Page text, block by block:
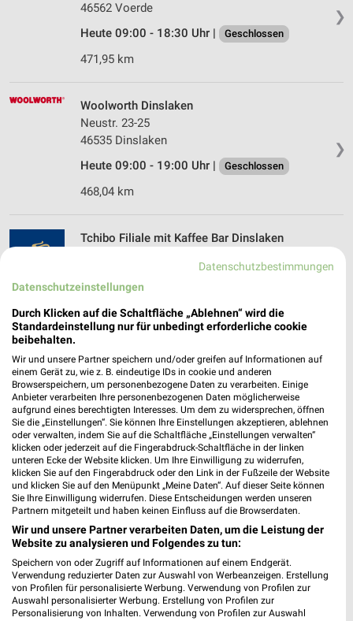
❯
46562 Voerde
Heute 09:00 - 18:30 Uhr |
Geschlossen
471,95 km
❯
Woolworth Dinslaken
Neustr. 23-25
46535 Dinslaken
Heute 09:00 - 19:00 Uhr |
Geschlossen
468,04 km
Tchibo Filiale mit Kaffee Bar Dinslaken
Heute 10:00 - 19:00 Uhr |
467,96 km • Angebote: 5 Prospekte
KODi Dinslaken
Am Neutor 22
46535 Dinslaken
Heute 09:00 - 18:30 Uhr | Geschlossen
467,85 km
Ernsting's family Moers
47443 Moers
Heute 09:00 - 20:00 Uhr | Geschlossen
477,49 km
Datenschutzbestimmungen
Datenschutzeinstellungen
Durch Klicken auf die Schaltfläche „Ablehnen“ wird die
Standardeinstellung nur für unbedingt erforderliche cookie
beibehalten.
Wir und unsere Partner speichern und/oder greifen auf Informationen auf
einem Gerät zu, wie z. B. eindeutige IDs in cookie und anderen
Browserspeichern, um personenbezogene Daten zu verarbeiten. Einige
Anbieter verarbeiten Ihre personenbezogenen Daten möglicherweise
aufgrund eines berechtigten Interesses. Um dem zu widersprechen, öffnen
Sie die „Einstellungen“. Sie können Ihre Einstellungen akzeptieren, ablehnen
oder verwalten, indem Sie auf die Schaltfläche „Einstellungen verwalten“
klicken oder jederzeit auf die Fingerabdruck-Schaltfläche in der linken
unteren Ecke der Website klicken. Um Ihre Einwilligung zu widerrufen,
klicken Sie auf den Fingerabdruck oder den Link in der Fußzeile der Website
und klicken Sie auf den Menüpunkt „Meine Daten“. Auf dieser Seite können
Sie Ihre Einwilligung widerrufen. Diese Entscheidungen werden unseren
Partnern mitgeteilt und haben keinen Einfluss auf die Browserdaten.
Wir und unsere Partner verarbeiten Daten, um die Leistung der
Website zu analysieren und Folgendes zu tun:
Speichern von oder Zugriff auf Informationen auf einem Endgerät.
Verwendung reduzierter Daten zur Auswahl von Werbeanzeigen. Erstellung
von Profilen für personalisierte Werbung. Verwendung von Profilen zur
Auswahl personalisierter Werbung. Erstellung von Profilen zur
Personalisierung von Inhalten. Verwendung von Profilen zur Auswahl